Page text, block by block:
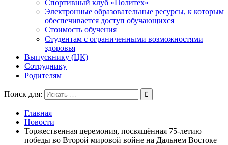
Спортивный клуб «Политех»
Электронные образовательные ресурсы, к которым
обеспечивается доступ обучающихся
Стоимость обучения
Студентам с ограниченными возможностями
здоровья
Выпускнику (ЦК)
Сотруднику
Родителям
Поиск для:
Главная
Новости
Торжественная церемония, посвящённая 75-летию
победы во Второй мировой войне на Дальнем Востоке